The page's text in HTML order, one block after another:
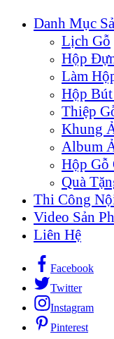
Danh Mục
Lịch Gỗ
Hộp
Làm
Hộp Bút
Thiệp
Khung
Album
Hộp Gỗ
Quà
Thi Công
Video Sản
Liên Hệ
Facebook
Twitter
Instagram
Pinterest